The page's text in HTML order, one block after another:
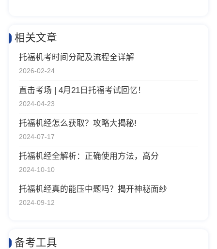
相关文章
托福机考时间分配及流程全详解
2026-02-24
直击考场 | 4月21日托福考试回忆！
2024-04-23
托福机经怎么获取？攻略大揭秘!
2024-07-17
托福机经全解析：正确使用方法，高分
2024-10-10
托福机经真的能压中题吗？揭开神秘面纱
2024-09-12
备考工具